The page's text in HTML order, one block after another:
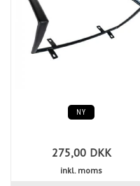
NY
275,00 DKK
inkl. moms